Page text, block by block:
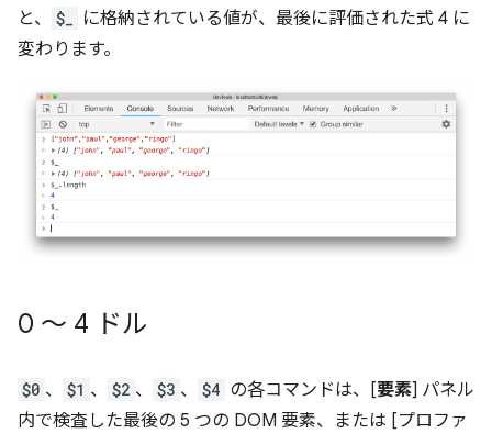
と、
$_
に格納されている値が、最後に評価された式 4 に
変わります。
0 ～ 4 ドル
$0 、 $1 、 $2 、 $3 、 $4 の各コマンドは、[要素] パネル
内で検査した最後の 5 つの DOM 要素、または [プロファ